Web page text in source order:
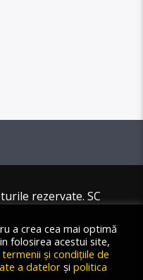
rezervate. SC
a crea cea mai optimă
folosirea acestui site,
termenii și condițiile de
a datelor și politica